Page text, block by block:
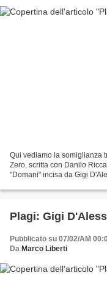
Qui vediamo la somiglianza
Zero, scritta con Danilo
"Domani" incisa da Gigi
Plagi: Gigi
Pubblicato su 07/02/AM
Da Marco Liberti